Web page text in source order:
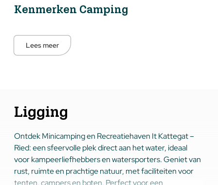
Kenmerken Camping
Lees meer
Ligging
Ontdek Minicamping en Recreatiehaven It Kattegat –
Ried: een sfeervolle plek direct aan het water, ideaal
voor kampeerliefhebbers en watersporters. Geniet van
rust, ruimte en prachtige natuur, met faciliteiten voor
tenten, campers en boten. Perfect voor een